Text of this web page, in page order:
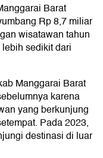
Barat
Rp 8,7 miliar
wisatawan tahun
sedikit dari
Manggarai Barat
karena
yang berkunjung
Pada 2023,
destinasi di luar